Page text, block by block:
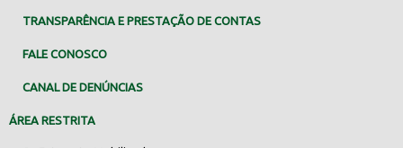
TRANSPARÊNCIA E PRESTAÇÃO DE CONTAS
FALE CONOSCO
CANAL DE DENÚNCIAS
ÁREA RESTRITA